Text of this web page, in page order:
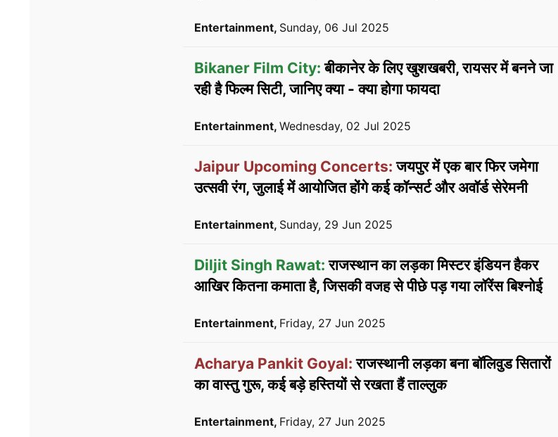
Entertainment, Sunday, 06 Jul 2025
Bikaner Film City: बीकानेर के लिए खुशखबरी, रायसर में बनने जा
रही है फिल्म सिटी, जानिए क्या - क्या होगा फायदा
Entertainment, Wednesday, 02 Jul 2025
Jaipur Upcoming Concerts: जयपुर में एक बार फिर जमेगा
उत्सवी रंग, जुलाई में आयोजित होंगे कई कॉन्सर्ट और अवॉर्ड सेरेमनी
Entertainment, Sunday, 29 Jun 2025
Diljit Singh Rawat: राजस्थान का लड़का मिस्टर इंडियन हैकर
आखिर कितना कमाता है, जिसकी वजह से पीछे पड़ गया लॉरेंस बिश्नोई
Entertainment, Friday, 27 Jun 2025
Acharya Pankit Goyal: राजस्थानी लड़का बना बॉलिवुड सितारों
का वास्तु गुरू, कई बड़े हस्तियों से रखता हैं ताल्लुक
Entertainment, Friday, 27 Jun 2025